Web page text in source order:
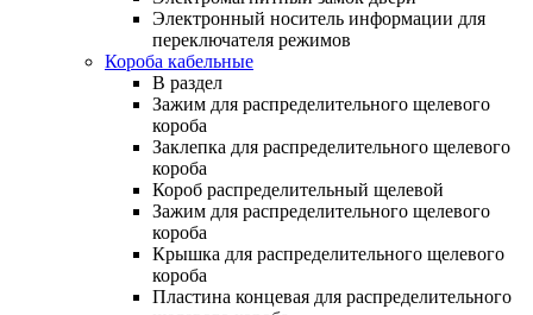
Электронный носитель информации для
переключателя режимов
Короба кабельные
В раздел
Зажим для распределительного щелевого
короба
Заклепка для распределительного щелевого
короба
Короб распределительный щелевой
Зажим для распределительного щелевого
короба
Крышка для распределительного щелевого
короба
Пластина концевая для распределительного